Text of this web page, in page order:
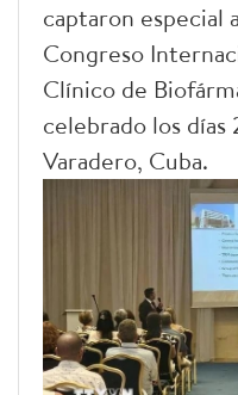
captaron especial
Congreso
Clínico de
celebrado los
Varadero, Cuba.